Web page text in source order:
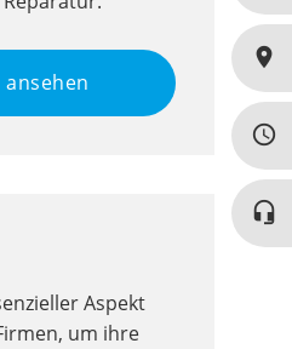
ansehen
Aspekt
um ihre
place
query_builder
headset_mic